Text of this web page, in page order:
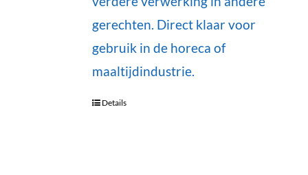
gerechten. Direct klaar voor
gebruik in de horeca of
maaltijdindustrie.
Details